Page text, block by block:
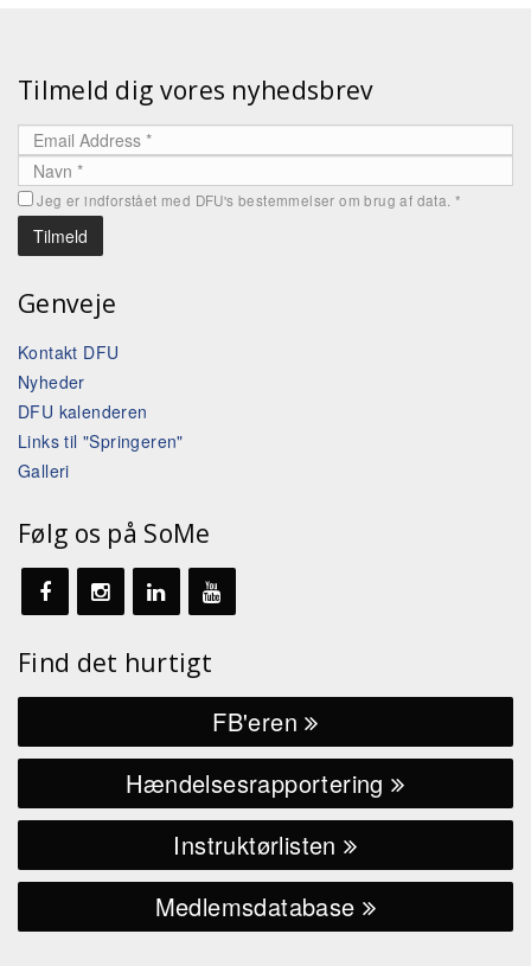
Tilmeld dig vores nyhedsbrev
Jeg er indforstået med DFU's bestemmelser om brug af data.*
Genveje
Kontakt DFU
Nyheder
DFU kalenderen
Links til "Springeren"
Galleri
Følg os på SoMe
Find det hurtigt
FB'eren
Hændelsesrapportering
Instruktørlisten
Medlemsdatabase